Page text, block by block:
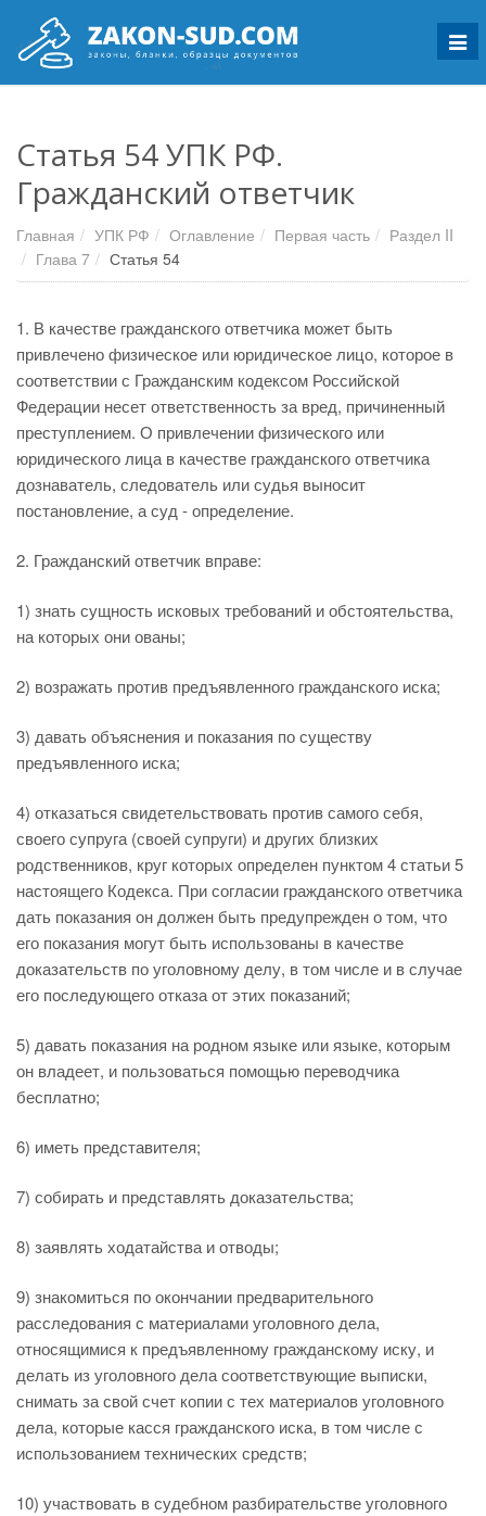
Статья 54 УПК РФ.
Гражданский ответчик
Главная УПК РФ Оглавление Первая часть
Раздел II
Глава 7
Статья 54
1. В качестве гражданского ответчика может быть
привлечено физическое или юридическое лицо, которое в
соответствии с Гражданским кодексом Российской
Федерации несет ответственность за вред, причиненный
преступлением. О привлечении физического или
юридического лица в качестве гражданского ответчика
дознаватель, следователь или судья выносит
постановление, а суд - определение.
2. Гражданский ответчик вправе:
1) знать сущность исковых требований и обстоятельства,
на которых они ованы;
2) возражать против предъявленного гражданского иска;
3) давать объяснения и показания по существу
предъявленного иска;
4) отказаться свидетельствовать против самого себя,
своего супруга (своей супруги) и других близких
родственников, круг которых определен пунктом 4 статьи 5
настоящего Кодекса. При согласии гражданского ответчика
дать показания он должен быть предупрежден о том, что
его показания могут быть использованы в качестве
доказательств по уголовному делу, в том числе и в случае
его последующего отказа от этих показаний;
5) давать показания на родном языке или языке, которым
он владеет, и пользоваться помощью переводчика
бесплатно;
6) иметь представителя;
7) собирать и представлять доказательства;
8) заявлять ходатайства и отводы;
9) знакомиться по окончании предварительного
расследования с материалами уголовного дела,
относящимися к предъявленному гражданскому иску, и
делать из уголовного дела соответствующие выписки,
снимать за свой счет копии с тех материалов уголовного
дела, которые касся гражданского иска, в том числе с
использованием технических средств;
10) участвовать в судебном разбирательстве уголовного